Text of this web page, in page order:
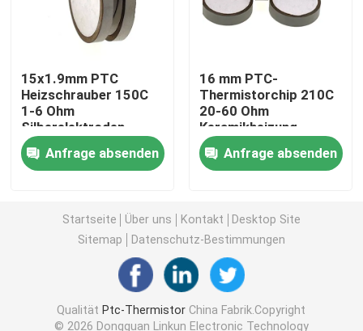
PTC-Heizchip
Thermistor SMD NTC
Leistung NTC-Thermistor
NTC-Temperaturfühler
Metalloxid-Varistor
SMD-Varistor
15x1.9mm PTC
Heizschrauber 150C
1-6 Ohm
Silberelektroden
Thermistor
Anfrage absenden
16 mm PTC-
Thermistorchip 210C
20-60 Ohm
Keramikheizung
Anfrage absenden
Startseite Über uns Kontakt
Desktop Site
Sitemap
Datenschutz-Bestimmungen
Qualität Ptc-Thermistor China Fabrik.Copyright
© 2026 Dongguan Linkun Electronic Technology